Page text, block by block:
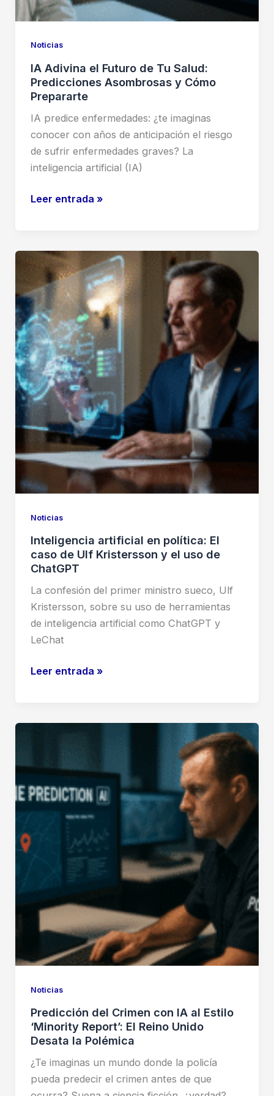
Noticias
IA Adivina el Futuro de Tu Salud:
Predicciones Asombrosas y Cómo
Prepararte
IA predice enfermedades: ¿te imaginas
conocer con años de anticipación el riesgo
de sufrir enfermedades graves? La
inteligencia artificial (IA)
IA
Futuro
Salud:
Predicciones
Asombrosas
y
Cómo
Prepararte
Leer entrada »
Noticias
Inteligencia artificial en política: El
caso de Ulf Kristersson y el uso de
ChatGPT
La confesión del primer ministro sueco, Ulf
Kristersson, sobre su uso de herramientas
de inteligencia artificial como ChatGPT y
LeChat
Inteligencia
política:
de
Ulf
Kristersson
el
ChatGPT
Leer entrada »
Noticias
Predicción del Crimen con IA al Estilo
‘Minority Report’: El Reino Unido
Desata la Polémica
¿Te imaginas un mundo donde la policía
pueda predecir el crimen antes de que